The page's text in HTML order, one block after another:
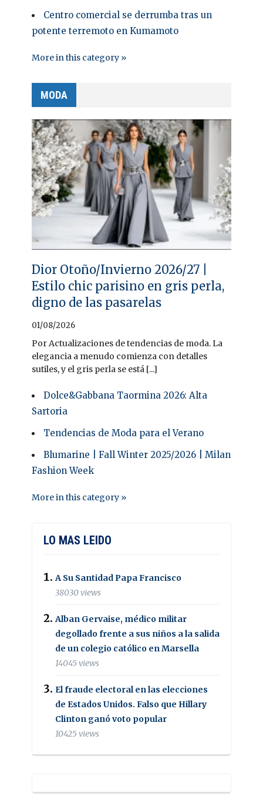
Centro comercial se derrumba tras un
potente terremoto en Kumamoto
More in this category »
MODA
Dior Otoño/Invierno 2026/27 |
Estilo chic parisino en gris perla,
digno de las pasarelas
01/08/2026
Por Actualizaciones de tendencias de moda. La
elegancia a menudo comienza con detalles
sutiles, y el gris perla se está [...]
Dolce&Gabbana Taormina 2026: Alta
Sartoria
Tendencias de Moda para el Verano
Blumarine | Fall Winter 2025/2026 | Milan
Fashion Week
More in this category »
LO MAS LEIDO
A Su Santidad Papa Francisco
38030 views
Alban Gervaise, médico militar
degollado frente a sus niños a la salida
de un colegio católico en Marsella
14045 views
El fraude electoral en las elecciones
de Estados Unidos. Falso que Hillary
Clinton ganó voto popular
10425 views